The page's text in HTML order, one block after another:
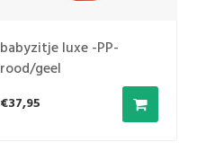
babyzitje luxe -PP-
rood/geel
€37,95